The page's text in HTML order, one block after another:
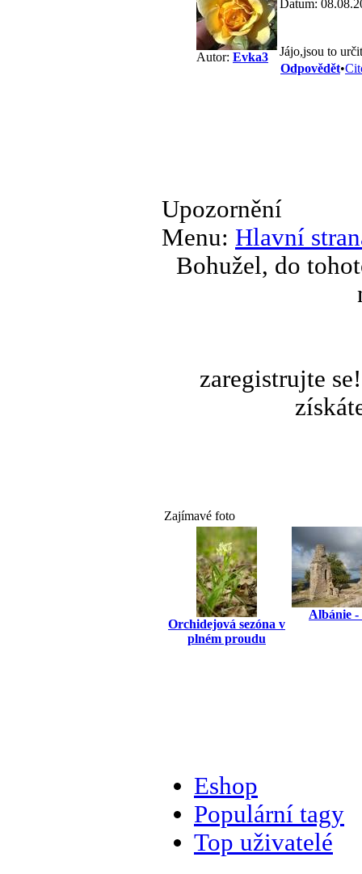
Autor: Evka3
Datum:
Jájo,jsou to
Odpovědět•
Upozornění
Menu: Hlavní
Bohužel, do
zaregistrujte
Zajímavé foto
Orchidejová sezóna v
plném proudu
Albánie
Eshop
Populární tagy
Top uživatelé